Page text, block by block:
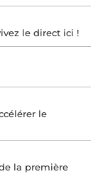
le direct ici !
le
la première